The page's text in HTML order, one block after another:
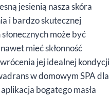
jesienią nasza skóra
i bardzo skutecznej
może być
mieć skłonność
jej idealnej kondycji
w domowym SPA dla
bogatego masła